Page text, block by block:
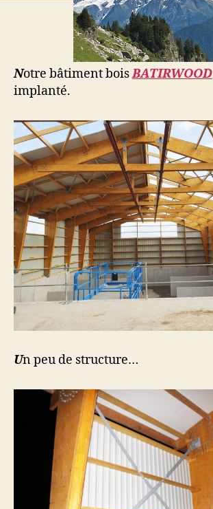
Notre bâtiment boisBATIRWOOD
implanté.
Un peu de structure…